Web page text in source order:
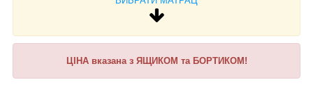
ЦІНА вказана з ЯЩИКОМ та БОРТИКОМ!